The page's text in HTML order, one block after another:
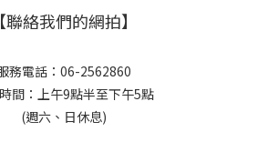
【聯絡我們的網拍】
務電話：06-2562860
間：上午9點半至下午5點
(週六、日休息)